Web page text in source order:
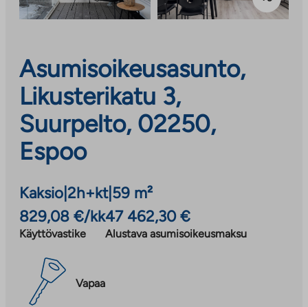
Asumisoikeusasunto,
Likusterikatu 3,
Suurpelto, 02250,
Espoo
Kaksio 2h+kt| 59 m²
829,08 €/kk
Käyttövastike
47 462,30 €
Alustava asumisoikeusmaksu
Vapaa